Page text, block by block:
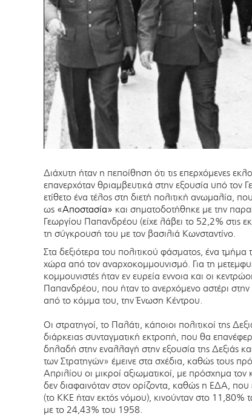
Διάχυτη ήταν η πεποίθηση ότι τις επερχόμενες
επανερχόταν θριαμβευτικά στην εξουσία υπό
ετίθετο ένα τέλος στη διετή πολιτική ανωμαλία,
ως «Αποστασία» και σηματοδοτήθηκε με την
Γεωργίου Παπανδρέου (είχε λάβει το 52,2% στις
τη σύγκρουσή του με τον βασιλιά Κωνσταντίνο.
Στα δεξιότερα του πολιτικού φάσματος, ένα
χώρα από τον αναρχοκομμουνισμό. Για τη
κομμουνιστές ήταν εν ευρεία εννοια και οι
Παπανδρέου, που ήταν το ανερχόμενο αστέρι στην
από το κόμμα του, την Ένωση Κέντρου.
Οι στρατηγοί, το Παλάτι, κάποιοι πολιτικοί της
διάρκειας συνταγματική εκτροπή, που θα
δηλαδή στην εναλλαγή στην εξουσία της Δεξιάς
των Στρατηγών» έμεινε στα σχέδια, καθώς τους
Απριλίου οι μικροί αξιωματικοί, με πρόσχημα τον
δεν διαφαινόταν στον ορίζοντα, καθώς η ΕΔΑ,
(το ΚΚΕ ήταν εκτός νόμου), κινούνταν στο
με το 24,43% του 1958.